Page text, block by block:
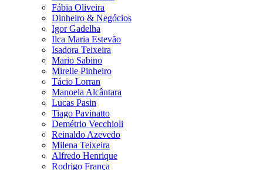
Fábia Oliveira
Dinheiro & Negócios
Igor Gadelha
Ilca Maria Estevão
Isadora Teixeira
Mario Sabino
Mirelle Pinheiro
Tácio Lorran
Manoela Alcântara
Lucas Pasin
Tiago Pavinatto
Demétrio Vecchioli
Reinaldo Azevedo
Milena Teixeira
Alfredo Henrique
Rodrigo França